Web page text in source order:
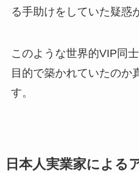
る手助けをしていた疑惑
このような世界的VIP同
目的で築かれていたのか
す。
日本人実業家による